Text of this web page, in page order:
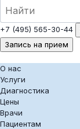
+7 (495) 565-30-44
Запись на прием
О нас
Услуги
Диагностика
Цены
Врачи
Пациентам